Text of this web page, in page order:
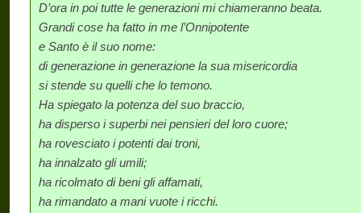
D’ora in poi tutte le generazioni mi chiameranno beata.
Grandi cose ha fatto in me l’Onnipotente
e Santo è il suo nome:
di generazione in generazione la sua misericordia
si stende su quelli che lo temono.
Ha spiegato la potenza del suo braccio,
ha disperso i superbi nei pensieri del loro cuore;
ha rovesciato i potenti dai troni,
ha innalzato gli umili;
ha ricolmato di beni gli affamati,
ha rimandato a mani vuote i ricchi.